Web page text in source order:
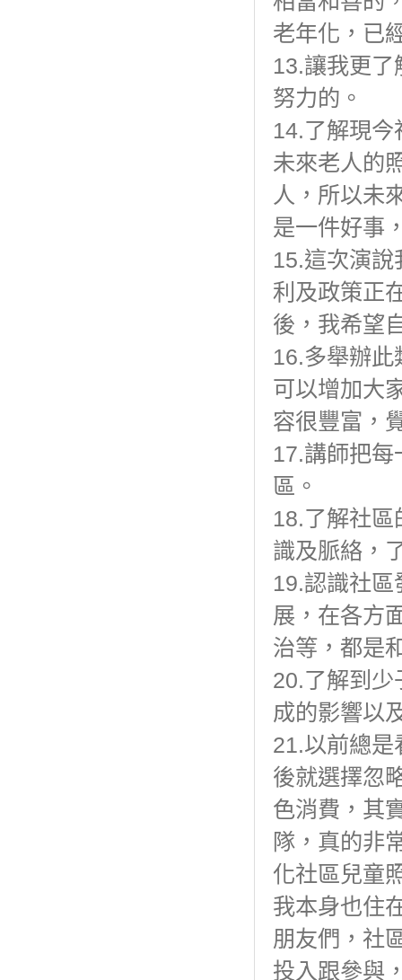
老年化，已
13.讓我更
努力的。
14.了解現
未來老人的
人，所以未
是一件好事
15.這次演
利及政策正
後，我希望
16.多舉辦
可以增加大
容很豐富，
17.講師把
區。
18.了解社
識及脈絡，
19.認識社
展，在各方
治等，都是
20.了解到少
成的影響以
21.以前總是
後就選擇忽
色消費，其
隊，真的非
化社區兒童
我本身也住
朋友們，社
投入跟參與